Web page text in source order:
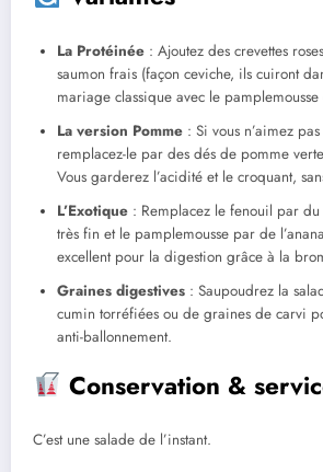
La Protéinée : Ajoutez des crevettes
saumon frais (façon ceviche, ils cuiront
mariage classique avec le pamplemousse
La version Pomme : Si vous n’aimez
remplacez-le par des dés de pomme
Vous garderez l’acidité et le croquant,
L’Exotique : Remplacez le fenouil par
très fin et le pamplemousse par de
excellent pour la digestion grâce à la
Graines digestives : Saupoudrez la
cumin torréfiées ou de graines de carvi
anti-ballonnement.
Conservation &
C’est une salade de l’instant.